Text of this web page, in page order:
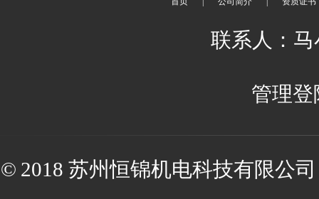
联系人：
管理登
© 2018 苏州恒锦机电科技有限公